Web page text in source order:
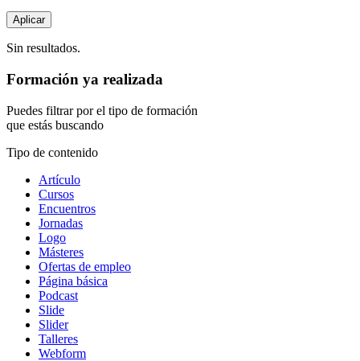
Sin resultados.
Formación ya realizada
Puedes filtrar por el tipo de formación
que estás buscando
Tipo de contenido
Artículo
Cursos
Encuentros
Jornadas
Logo
Másteres
Ofertas de empleo
Página básica
Podcast
Slide
Slider
Talleres
Webform